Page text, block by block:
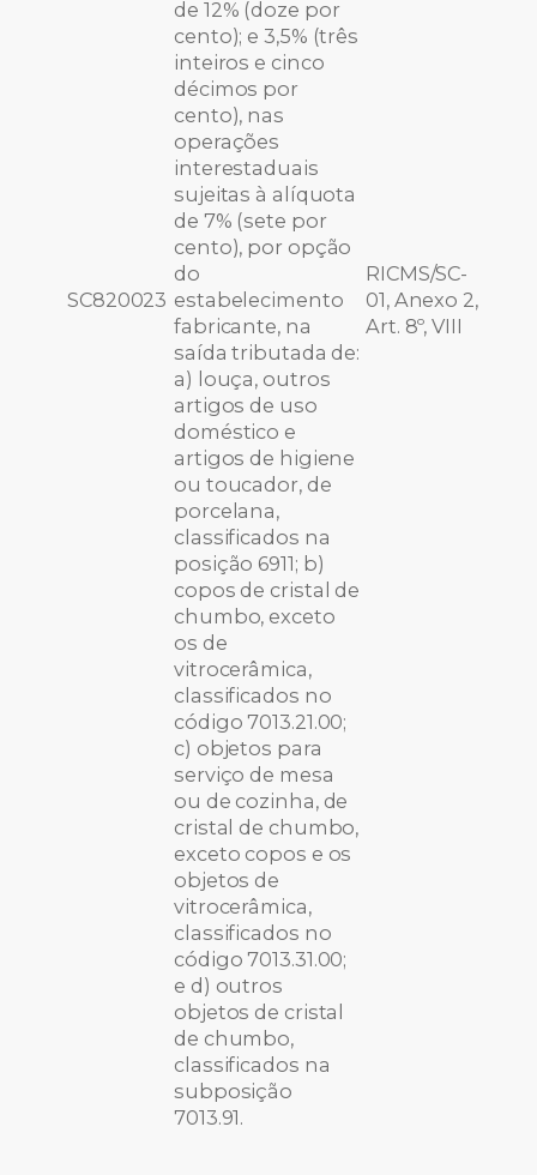
SC820023
de 12% (doze por
cento); e 3,5% (três
inteiros e cinco
décimos por
cento), nas
operações
interestaduais
sujeitas à alíquota
de 7% (sete por
cento), por opção
do
estabelecimento
fabricante, na
saída tributada de:
a) louça, outros
artigos de uso
doméstico e
artigos de higiene
ou toucador, de
porcelana,
classificados na
posição 6911; b)
copos de cristal de
chumbo, exceto
os de
vitrocerâmica,
classificados no
código 7013.21.00;
c) objetos para
serviço de mesa
ou de cozinha, de
cristal de chumbo,
exceto copos e os
objetos de
vitrocerâmica,
classificados no
código 7013.31.00;
e d) outros
objetos de cristal
de chumbo,
classificados na
subposição
7013.91.
RICMS/SC-
01, Anexo 2,
Art. 8º, VIII